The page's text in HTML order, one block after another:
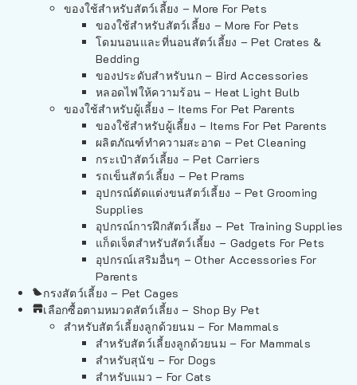
ของใช้สำหรับสัตว์เลี้ยง – More For Pets
ของใช้สำหรับสัตว์เลี้ยง – More For Pets
โดมนอนและที่นอนสัตว์เลี้ยง – Pet Crates &
Bedding
ของประดับสำหรับนก – Bird Accessories
หลอดไฟให้ความร้อน – Heat Light Bulb
ของใช้สำหรับผู้เลี้ยง – Items For Pet Parents
ของใช้สำหรับผู้เลี้ยง – Items For Pet Parents
ผลิตภัณฑ์ทำความสะอาด – Pet Cleaning
กระเป๋าสัตว์เลี้ยง – Pet Carriers
รถเข็นสัตว์เลี้ยง – Pet Prams
อุปกรณ์ตัดแต่งขนสัตว์เลี้ยง – Pet Grooming
Supplies
อุปกรณ์การฝึกสัตว์เลี้ยง – Pet Training Supplies
แก็ดเจ็ตสำหรับสัตว์เลี้ยง – Gadgets For Pets
อุปกรณ์เสริมอื่นๆ – Other Accessories For
Parents
กรงสัตว์เลี้ยง – Pet Cages
เลือกซื้อตามหมวดสัตว์เลี้ยง – Shop By Pet
สำหรับสัตว์เลี้ยงลูกด้วยนม – For Mammals
สำหรับสัตว์เลี้ยงลูกด้วยนม – For Mammals
สำหรับสุนัข – For Dogs
สำหรับแมว – For Cats